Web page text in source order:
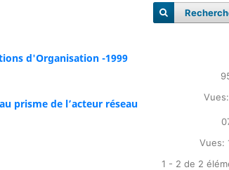
d'Organisation -1999
prisme de l’acteur réseau
Vues:
1 - 2 de 2